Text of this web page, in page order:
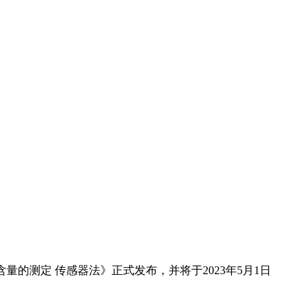
的测定 传感器法》正式发布，并将于2023年5月1日